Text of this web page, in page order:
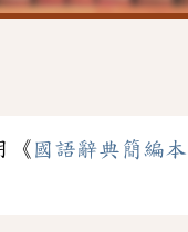
《 國語辭典簡編本